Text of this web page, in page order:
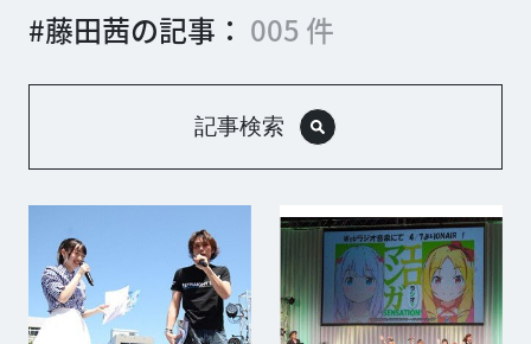
#藤田茜の記事： 005 件
記事検索